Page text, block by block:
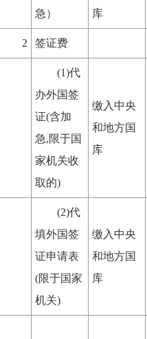
急）
库
2 签证费
(1)代
办外国签
证(含加
急,限于国
家机关收
取的)
缴入中央
和地方国
库
(2)代
填外国签
证申请表
(限于国家
机关)
缴入中央
和地方国
库